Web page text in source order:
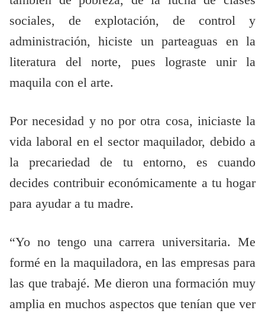
sociales, de explotación, de control y
administración, hiciste un parteaguas en la
literatura del norte, pues lograste unir la
maquila con el arte.
Por necesidad y no por otra cosa, iniciaste la
vida laboral en el sector maquilador, debido a
la precariedad de tu entorno, es cuando
decides contribuir económicamente a tu hogar
para ayudar a tu madre.
“Yo no tengo una carrera universitaria. Me
formé en la maquiladora, en las empresas para
las que trabajé. Me dieron una formación muy
amplia en muchos aspectos que tenían que ver